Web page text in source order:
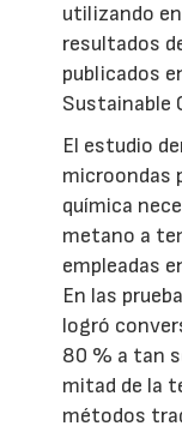
utilizando
resultados
publicados
Sustainable
El estudio
microondas
química
metano a
empleadas
En las
logró
80 % a tan
mitad de la
métodos